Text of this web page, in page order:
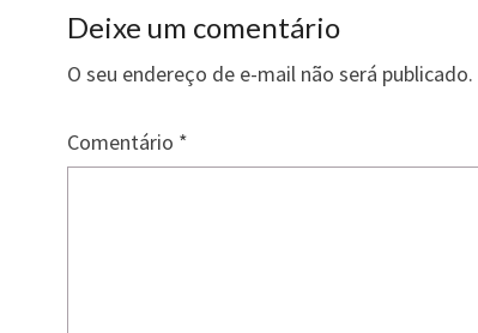
k
Deixe um comentário
O seu endereço de e-mail não será publicado.
Comentário *